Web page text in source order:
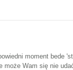
moment bede
może Wam się nie